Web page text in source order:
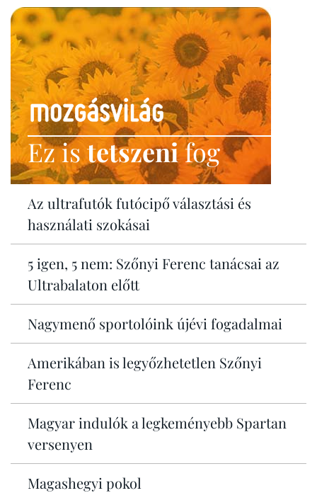
Ez istetszenifog
Az ultrafutók futócipő választási és
használati szokásai
5 igen, 5 nem: Szőnyi Ferenc tanácsai az
Ultrabalaton előtt
Nagymenő sportolóink újévi fogadalmai
Amerikában is legyőzhetetlen Szőnyi
Ferenc
Magyar indulók a legkeményebb Spartan
versenyen
Magashegyi pokol